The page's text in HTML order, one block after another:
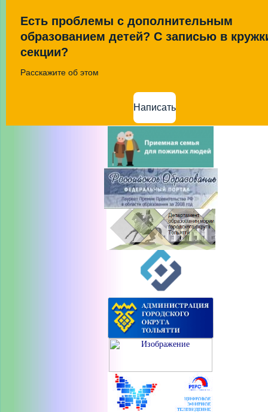
Есть проблемы с дополнительным
образованием детей? С записью в
секции?
Расскажите об этом
Написать